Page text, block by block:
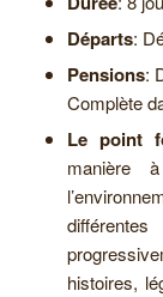
Départs:
Pensions:
Complète
Le point
manière
histoires,